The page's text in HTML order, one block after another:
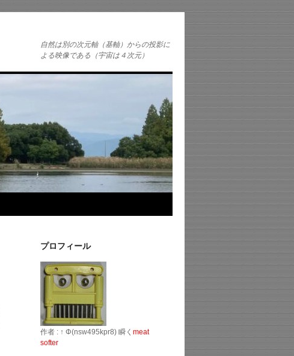
自然は別の次元軸（基軸）からの投影に
よる映像である（宇宙は４次元）
プロフィール
作者 : ↑ Φ(nsw495kpr8) 瞬く meat
softer